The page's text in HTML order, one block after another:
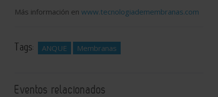
Más información en www.tecnologiademembranas.com
Tags: ANQUE Membranas
Eventos relacionados